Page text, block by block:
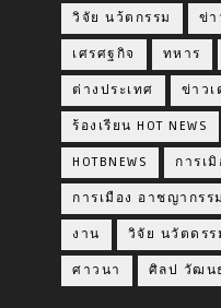
วิจัย นว้ตกรรม ข่า
เศรศฐกิจ ทหาร
ต่างประเทศ ข่าวเ
ร้องเรียน HOT NEWS
HOTBNEWS การเมิ
การเมือง อาชญากรรม
งาน วิจัย นวัตดรร
ศาวนา ศิลป วัฒน